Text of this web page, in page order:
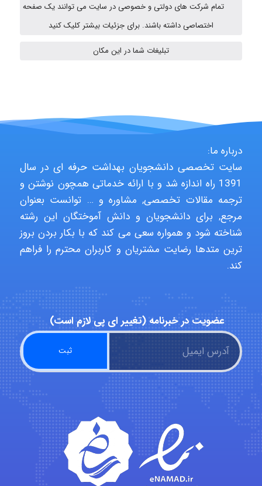
abolfazlkoshehe
A.balandeh
fatima
Jafar Tym
aghajari vahid
Poubakhtiari
تمام شرکت های دولتی و خصوصی در سایت می توانند یک صفحه
اختصاصی داشته باشند. برای جزئیات بیشتر کلیک کنید
تبلیغات شما در این مکان
درباره ما:
سایت تخصصی دانشجویان بهداشت حرفه ای در سال
1391 راه اندازه شد و با ارائه خدماتی همچون نوشتن و
ترجمه مقالات تخصصی, مشاوره و … توانست بعنوان
مرجع, برای دانشجویان و دانش آموختگان این رشته
شناخته شود و همواره سعی می کند که با بکار بردن بروز
ترین متدها رضایت مشتریان و کاربران محترم را فراهم
کند.
عضویت در خبرنامه (تغییر ای پی لازم است)